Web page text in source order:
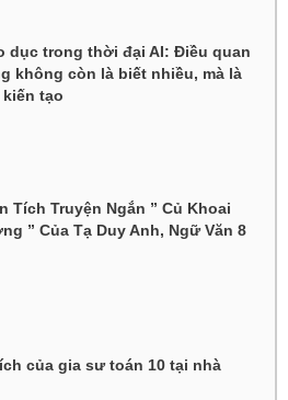
dục trong thời đại AI: Điều quan
không còn là biết nhiều, mà là
kiến tạo
Tích Truyện Ngắn ” Củ Khoai
” Của Tạ Duy Anh, Ngữ Văn 8
của gia sư toán 10 tại nhà